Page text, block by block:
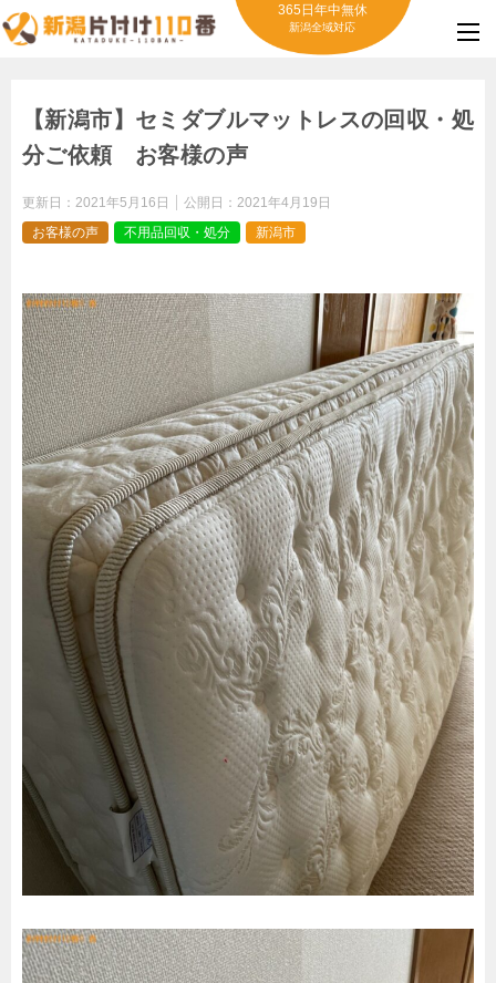
365日年中無休
新潟全域対応
【新潟市】セミダブルマットレスの回収・処
分ご依頼 お客様の声
更新日： 2021年5月16日 公開日： 2021年4月19日
お客様の声
不用品回収・処分 新潟市